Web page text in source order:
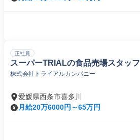
正社員
スーパーTRIALの食品売場スタッフ
株式会社トライアルカンパニー
愛媛県西条市喜多川
月給20万6000円～65万円